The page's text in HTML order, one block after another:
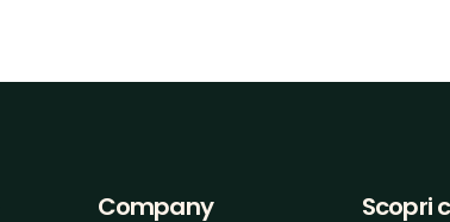
Company Scopri